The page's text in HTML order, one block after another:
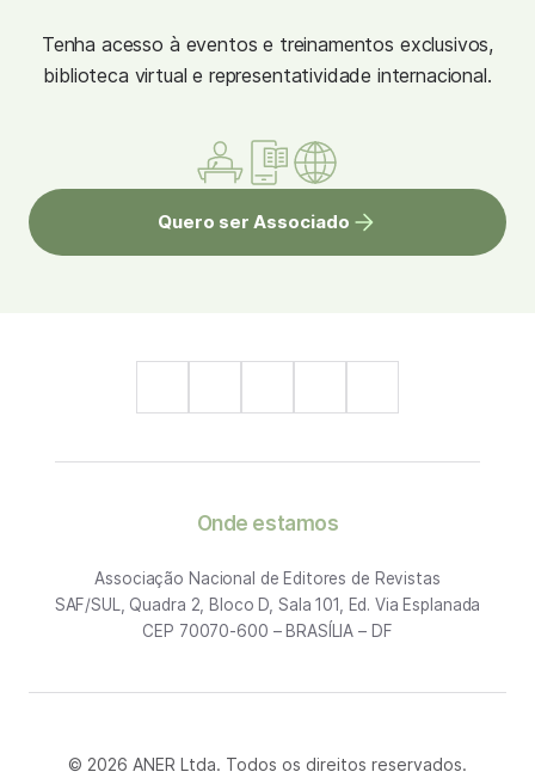
Tenha acesso à eventos e treinamentos exclusivos,
biblioteca virtual e representatividade internacional.
Quero ser Associado
Onde estamos
Associação Nacional de Editores de Revistas
SAF/SUL, Quadra 2, Bloco D, Sala 101, Ed. Via Esplanada
CEP 70070-600 – BRASÍLIA – DF
© 2026 ANER Ltda. Todos os direitos reservados.